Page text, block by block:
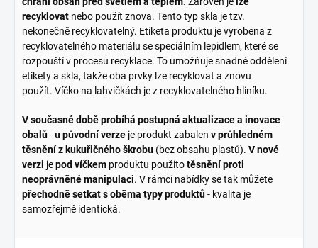
recyklovat nebo použít znova. Tento typ skla je tzv.
nekonečně recyklovatelný. Etiketa produktu je vyrobena z
recyklovatelného materiálu se speciálním lepidlem, které se
rozpouští v procesu recyklace. To umožňuje snadné oddělení
etikety a skla, takže oba prvky lze recyklovat a znovu
použít. Víčko na lahvičkách je z recyklovatelného hliníku.
V současné době probíhá postupná aktualizace a inovace
obalů-u původní verze je produkt zabalen v průhledném
těsnění z kukuřičného škrobu (bez obsahu plastů). V nové
verzi jepod víčkem produktu použitotěsnění proti
neoprávněné manipulaci. V rámci nabídky se tak můžete
přechodně setkat s oběma typy produktů- kvalita je
samozřejmě identická.